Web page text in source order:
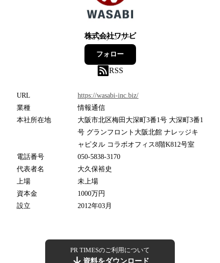
株式会社ワサビ
33フォロワー
フォロー
RSS
URL
https://wasabi-inc.biz/
業種
情報通信
本社所在地
大阪市北区梅田大深町3番1号 大深町3番1
号 グランフロント大阪北館 ナレッジキ
ャピタル コラボオフィス8階K812号室
電話番号
050-5838-3170
代表者名
大久保裕史
上場
未上場
資本金
1000万円
設立
2012年03月
PR TIMESのご利用について
資料をダウンロード